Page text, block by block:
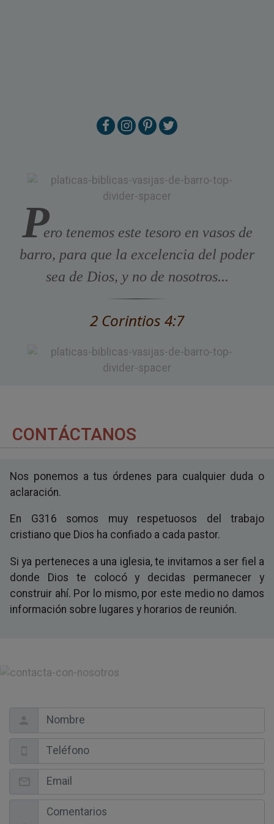
Pero tenemos este tesoro en vasos de
barro, para que la excelencia del poder
sea de Dios, y no de nosotros...
2 Corintios 4:7
CONTÁCTANOS
Nos ponemos a tus órdenes para cualquier duda o
aclaración.
En G316 somos muy respetuosos del trabajo
cristiano que Dios ha confiado a cada pastor.
Si ya perteneces a una iglesia, te invitamos a ser fiel a
donde Dios te colocó y decidas permanecer y
construir ahí. Por lo mismo, por este medio no damos
información sobre lugares y horarios de reunión.